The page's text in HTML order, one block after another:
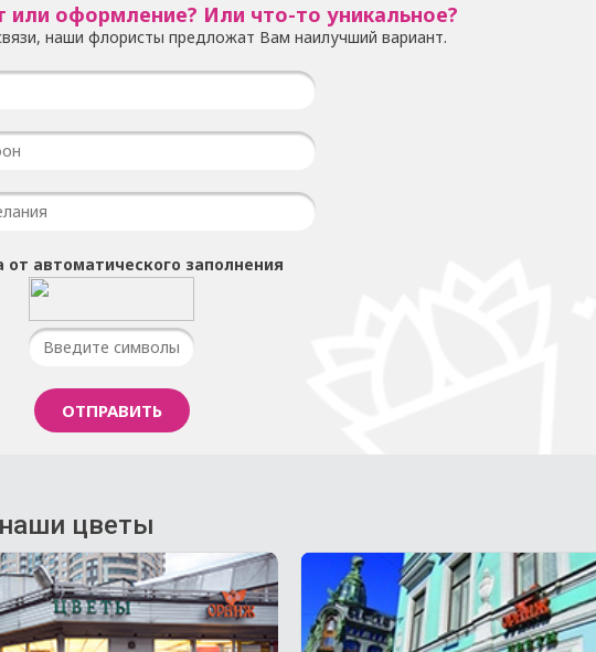
или оформление? Или что-то уникальное?
наши флористы предложат Вам наилучший вариант.
от автоматического заполнения
цветы